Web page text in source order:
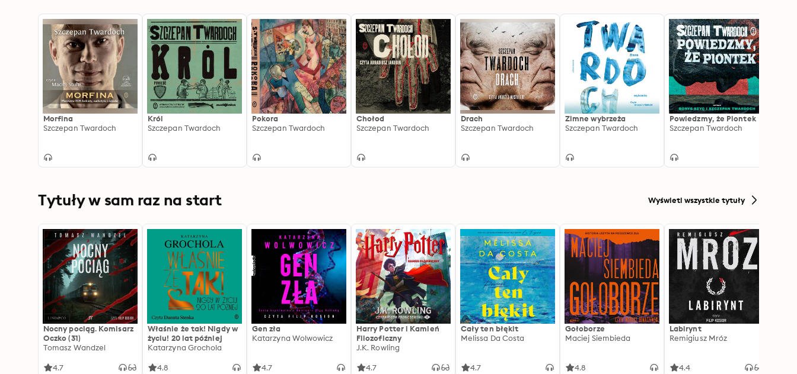
Morfina
Szczepan Twardoch
Król
Szczepan Twardoch
Pokora
Szczepan Twardoch
Chołod
Szczepan Twardoch
Drach
Szczepan Twardoch
Zimne wybrzeża
Szczepan Twardoch
Powiedzmy, że Piontek
Szczepan Twardoch
Tytuły w sam raz na start Wyświetl wszystkie tytuły
Nocny pociąg. Komisarz
Oczko (31)
Tomasz Wandzel
4.7
Właśnie że tak! Nigdy w
życiu! 20 lat później
Katarzyna Grochola
4.8
Gen zła
Katarzyna Wolwowicz
4.7
Harry Potter i Kamień
Filozoficzny
J.K. Rowling
4.7
Cały ten błękit
Melissa Da Costa
4.7
Gołoborze
Maciej Siembieda
4.8
Labirynt
Remigiusz Mróz
4.4